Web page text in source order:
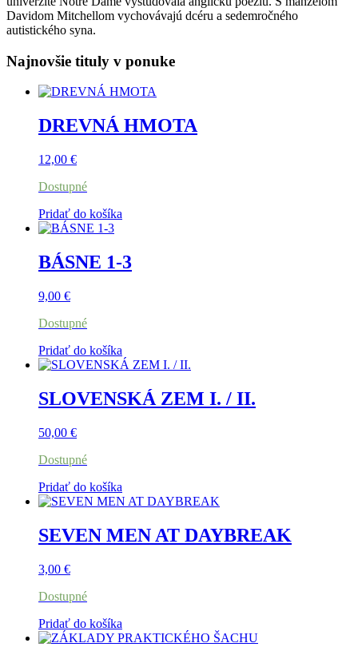
Davidom Mitchellom vychovávajú dcéru a sedemročného
autistického syna.
Najnovšie tituly v ponuke
DREVNÁ HMOTA
12,00 €
Dostupné
Pridať do košíka
BÁSNE 1-3
9,00 €
Dostupné
Pridať do košíka
SLOVENSKÁ ZEM I. / II.
50,00 €
Dostupné
Pridať do košíka
SEVEN MEN AT DAYBREAK
3,00 €
Dostupné
Pridať do košíka